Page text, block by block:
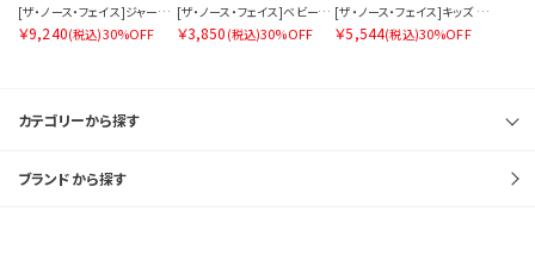
[ザ・ノース・フェイス]ジャーニーズギャザースカート
￥9,240(税込)30%OFF
[ザ・ノース・フェイス]ベビースムースグローショート
￥3,850 (税込)30%OFF
[ザ・ノース・フェイス]キッズ アドベンチャーショート
￥5,544(税込)30%OFF
カテゴリーから探す
ブランドから探す